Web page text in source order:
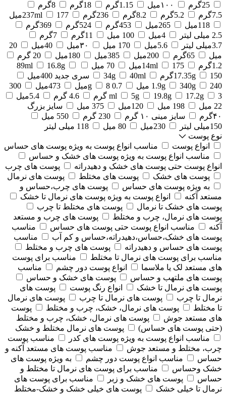
25گرم
۱۰۰میل 1.15گرم 18گرم
8گرم
7.5گرم
5.2گرم 8.2گرم 236گرم 237ml
177میل
118میل
265میل 453گرم 524گرم
369گرم
2.5 میلی لیتر
4میل 100 میل 11گرم
7گرم
3.7میلی لیتر
5.6میل 170 میل ۳۰میل 40میل
20
میل
65گرم 200میل 385میل 180میل
20 گرم
1.2گرم
14ml 175میل 70 میل 89ml
16.8g
17.35g
150گرم 34g 40ml
سری جدید 400میل
1.9g
340g 240 میل 0.7 g 8میل 473میل
300
ml
5g 19.8g 17.2g 3 گرم 4.6 گرم
5.4میل
22 میل
198 میل 120میل 375 میل
سایز بزرگ
۴۰گرم
سایز مینی ۱۰ گرم 230 گرم
550 میل
150میلی لیتر
230میل 80 میل
118 میلی لیتر
نوع پوست
انواع پوست
مناسب انواع پوست به ویژه پوست های حساس
مناسب انواع پوست به ویژه پوست های خشک و حساس
انواع پوست حتی پوست های خشک و دهیدراته
پوست های چرب
پوست های خشک
پوست های مختلط
پوست های نرمال
به ویژه پوست های حساس
پوست های چرب،حساس و
مستعد آکنه
انواع پوست به ویژه پوست های نرمال تا خشک
پوست های خشک تا نرمال
پوست های مختلط تا چرب
پوست های نرمال، چرب و مختلط
پوست های چرب و مستعد
آکنه
مناسب انواع پوست حتی پوست های حساس
مناسب
پوست های خشک،حساس،دهیدراته،حساس و کم آب
مناسب
پوست های حساس و دهیدراته
پوست های چرب و مختلط
مناسب برای پوست های نرمال تا مختلط
مناسب برای پوست
های مستعد لک یا ملاسما
انواع پوست دور چشم
مناسب
پوست های ملتهب و حساس
پوست های خشک و حساس
پوست های نرمال تا خشک
انواع رنگ پوست
پوست های
نرمال تا چرب
پوست های نرمال تا چرب
پوست های نرمال
تا مختلط
پوست های نرمال، خشک، چرب و مختلط
پوست
های مستعد جوش
پوست های نرمال، خشک، چرب و مختلط
(حتی پوست های حساس)
پوست های نرمال مختلط و خشک
مناسب انواع پوست به ویژه پوست های کدر
مناسب پوست
چرب، مختلط و مستعد جوش
مناسب پوست های مستعد آکنه و
حساس
مناسب انواع پوست دور چشم
به ویژه پوست های
خشک وحساس
مناسب برای پوست های نرمال تا مختلط و
حساس
پوست های خشک و زبر
مناسب برای پوست های
نرمال تا خیلی خشک
پوست های خیلی خشک و خشک-مختلط